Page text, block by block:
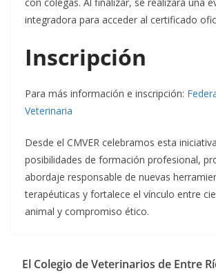
integradora para acceder al certificado
Inscripción
Para más información e inscripción:
Veterinaria
Desde el CMVER celebramos esta
posibilidades de formación profesional,
abordaje responsable de nuevas
terapéuticas y fortalece el vínculo entre
animal y compromiso ético.
El Colegio de Veterinarios de Entre